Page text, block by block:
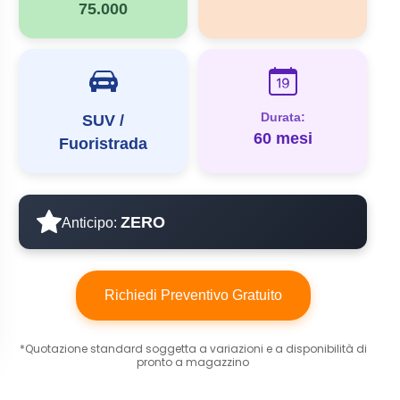
75.000
SUV /
Fuoristrada
Durata:
60 mesi
Anticipo: ZERO
Richiedi Preventivo Gratuito
*Quotazione standard soggetta a variazioni e a disponibilità di
pronto a magazzino